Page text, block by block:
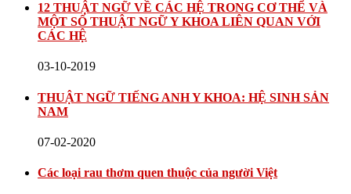
12 THUẬT NGỮ VỀ CÁC HỆ TRONG CƠ THỂ VÀ
MỘT SỐ THUẬT NGỮ Y KHOA LIÊN QUAN VỚI
CÁC HỆ
03-10-2019
THUẬT NGỮ TIẾNG ANH Y KHOA: HỆ SINH SẢN
NAM
07-02-2020
Các loại rau thơm quen thuộc của người Việt